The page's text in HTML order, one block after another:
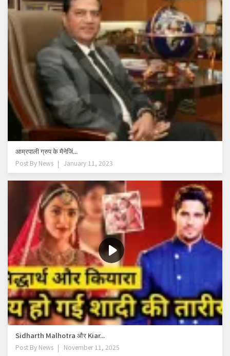
आम्रपाली ग्रुप के मैनेजिं...
Post By News January 11, 2023
Sidharth Malhotra और Kiar...
Post By News November 11, 2025